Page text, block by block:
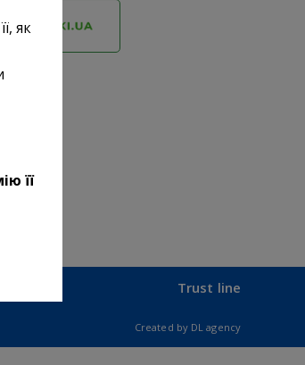
як
її
Trust line
Created by DL agency